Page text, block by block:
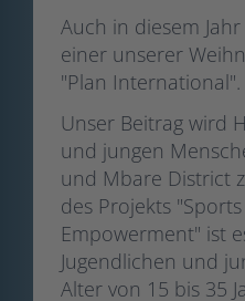
Auch in diesem
einer unserer
"Plan International".
Unser Beitrag wird
und jungen
und Mbare District
des Projekts
Empowerment" ist
Jugendlichen und
Alter von 15 bis 35